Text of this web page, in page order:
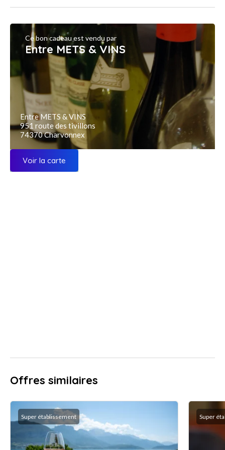
Ce bon cadeau est vendu par
Entre METS & VINS
Entre METS & VINS
951 route des tivillons
74370 Charvonnex
Voir la carte
Offres similaires
Super établissement Super